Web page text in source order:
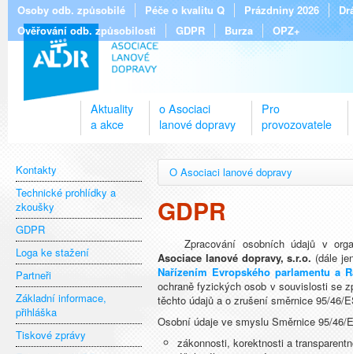
Osoby odb. způsobilé Péče o kvalitu Q Prázdniny 2026
Ověřování odb. způsobilosti
GDPR Burza OPZ+
Aktuality
a akce
o Asociaci
lanové dopravy
Pro
provozovatele
Kontakty
Technické prohlídky a
zkoušky
GDPR
Loga ke stažení
Partneři
Základní informace,
přihláška
Tiskové zprávy
O Asociaci lanové dopravy
GDPR
Zpracování osobních údajů v
Asociace lanové dopravy, s.r.o. (dále
Nařízením Evropského parlamentu a
ochraně fyzických osob v souvislosti se
těchto údajů a o zrušení směrnice 95/46/
Osobní údaje ve smyslu Směrnice 95/
zákonnosti, korektnosti a